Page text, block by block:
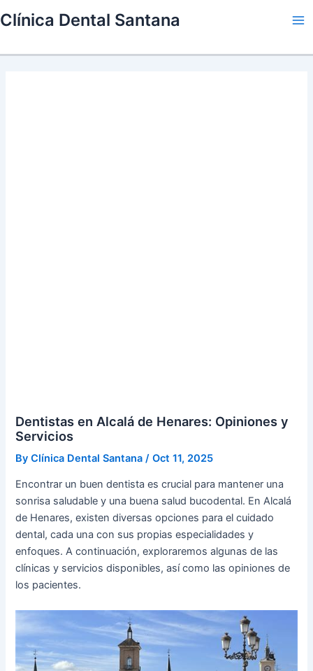
to
Clínica Dental Santana
Dentistas en Alcalá de Henares: Opiniones y
Servicios
ByClínica Dental Santana /Oct 11, 2025
Encontrar un buen dentista es crucial para mantener una
sonrisa saludable y una buena salud bucodental. En Alcalá
de Henares, existen diversas opciones para el cuidado
dental, cada una con sus propias especialidades y
enfoques. A continuación, exploraremos algunas de las
clínicas y servicios disponibles, así como las opiniones de
los pacientes.